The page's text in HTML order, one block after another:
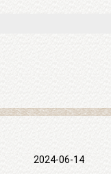
2024-06-14